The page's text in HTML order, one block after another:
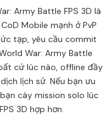
Army Battle FPS 3D là
Mobile mạnh ở PvP
tạp, yêu cầu commit
War: Army Battle
cứ lúc nào, offline đầy
lịch sử. Nếu bạn ưu
cày mission solo lúc
3D hợp hơn.